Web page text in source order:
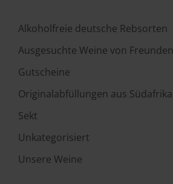
Alkoholfreie deutsche Rebsorten
Ausgesuchte Weine von Freunden
Gutscheine
Originalabfüllungen aus Südafrika
Sekt
Unkategorisiert
Unsere Weine